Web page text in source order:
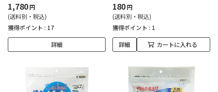
1,780円
(送料別・税込)
獲得ポイント : 17
詳細
180円
(送料別・税込)
獲得ポイント : 1
詳細 カートに入れる